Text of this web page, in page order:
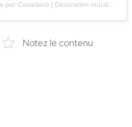
Une publication partagée par Casadeco | Décoration murale (@casadeco_official)
Notez le contenu